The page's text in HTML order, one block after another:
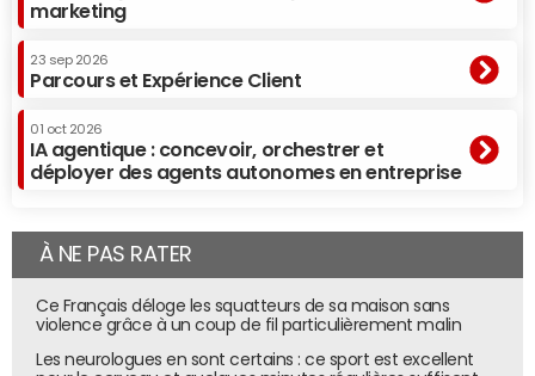
marketing
23 sep 2026
Parcours et Expérience Client
01 oct 2026
IA agentique : concevoir, orchestrer et
déployer des agents autonomes en entreprise
À NE PAS RATER
Ce Français déloge les squatteurs de sa maison sans
violence grâce à un coup de fil particulièrement malin
Les neurologues en sont certains : ce sport est excellent